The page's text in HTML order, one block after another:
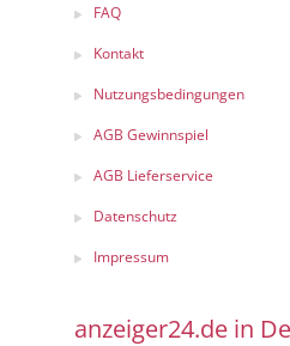
FAQ
Kontakt
Nutzungsbedingungen
AGB Gewinnspiel
AGB Lieferservice
Datenschutz
Impressum
anzeiger24.de in